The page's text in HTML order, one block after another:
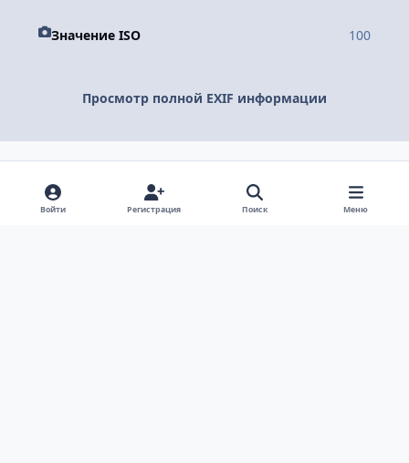
Значение ISO 100
Просмотр полной EXIF информации
Войти Регистрация Поиск Меню